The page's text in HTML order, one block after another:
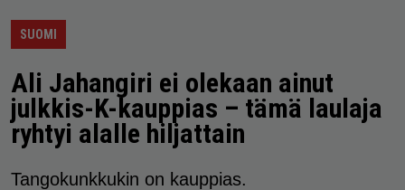
SUOMI
Ali Jahangiri ei olekaan ainut
julkkis-K-kauppias – tämä laulaja
ryhtyi alalle hiljattain
Tangokunkkukin on kauppias.